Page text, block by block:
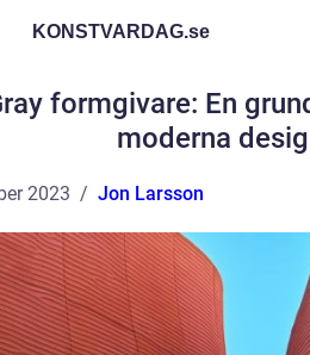
KONSTVARDAG.se
formgivare: En
moderna
2023 Jon Larsson